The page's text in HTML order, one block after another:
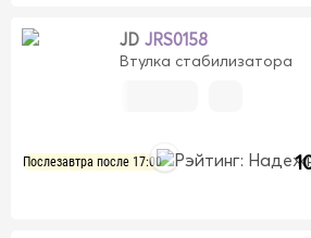
JD JRS0158
Втулка стабилизатора
Послезавтра после 17:00